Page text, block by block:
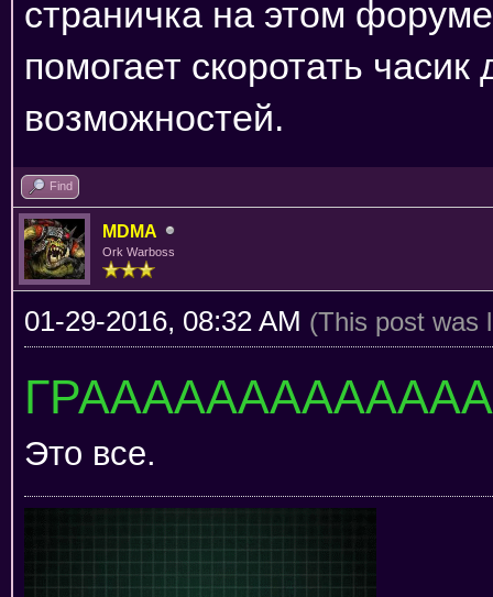
страничка на этом
помогает скоротать
возможностей.
Find
MDMA
Ork Warboss
01-29-2016, 08:32 AM (This post was
Это все.